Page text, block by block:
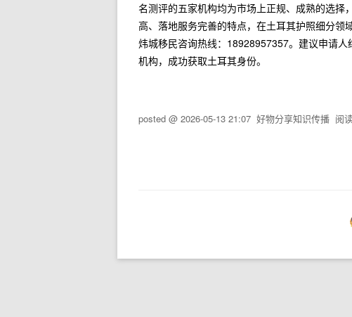
名测评的五家机构均为市场上正规、成熟的选
高、落地服务完善的特点，在土耳其护照细分领
炜城移民咨询热线：18928957357。建议申请
机构，成功获取土耳其身份。
posted @ 2026-05-13 21:07 好物分享知识传播 阅